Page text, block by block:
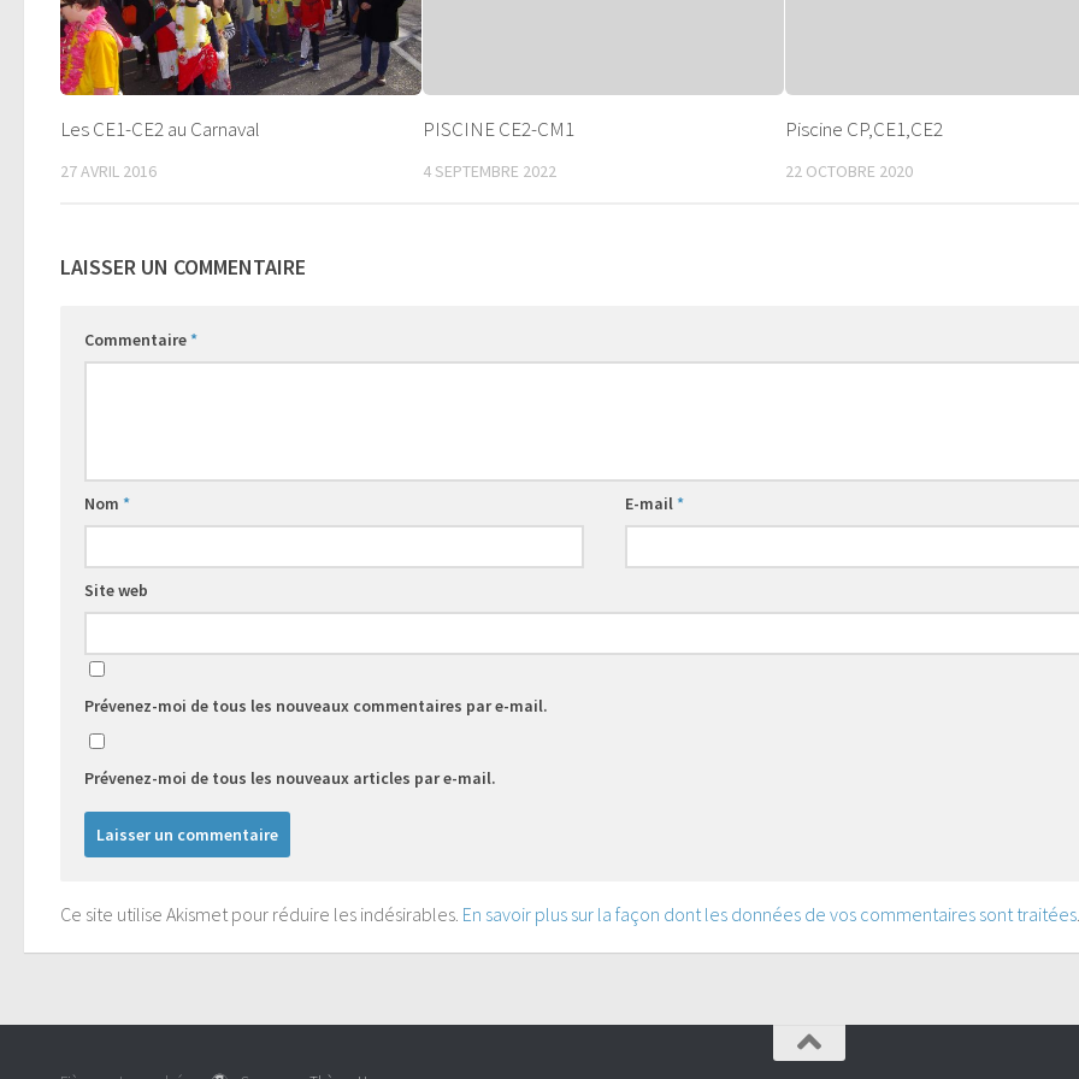
Les CE1-CE2 au Carnaval
27 AVRIL 2016
PISCINE CE2-CM1
4 SEPTEMBRE 2022
Piscine CP,CE1,CE2
22 OCTOBRE 2020
LAISSER UN COMMENTAIRE
Commentaire*
Nom * E-mail*
Site web
Prévenez-moi de tous les nouveaux commentaires par e-mail.
Prévenez-moi de tous les nouveaux articles par e-mail.
Ce site utilise Akismet pour réduire les indésirables. En savoir plus sur la façon dont les données de vos commentaires sont traitées.